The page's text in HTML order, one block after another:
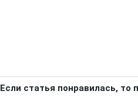
Если статья понравилась, то